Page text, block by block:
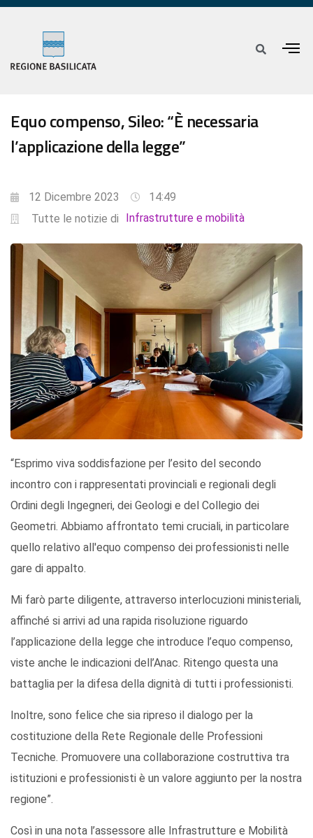
Equo compenso, Sileo: “È necessaria
l’applicazione della legge”
12 Dicembre 2023
14:49
Tutte le notizie di
Infrastrutture e mobilità
“Esprimo viva soddisfazione per l’esito del secondo
incontro con i rappresentati provinciali e regionali degli
Ordini degli Ingegneri, dei Geologi e del Collegio dei
Geometri. Abbiamo affrontato temi cruciali, in particolare
quello relativo all'equo compenso dei professionisti nelle
gare di appalto.
Mi farò parte diligente, attraverso interlocuzioni ministeriali,
affinché si arrivi ad una rapida risoluzione riguardo
l’applicazione della legge che introduce l’equo compenso,
viste anche le indicazioni dell’Anac. Ritengo questa una
battaglia per la difesa della dignità di tutti i professionisti.
Inoltre, sono felice che sia ripreso il dialogo per la
costituzione della Rete Regionale delle Professioni
Tecniche. Promuovere una collaborazione costruttiva tra
istituzioni e professionisti è un valore aggiunto per la nostra
regione”.
Così in una nota l’assessore alle Infrastrutture e Mobilità